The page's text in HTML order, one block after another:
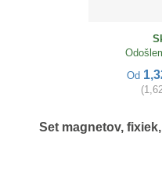
Od
Set magnetov,